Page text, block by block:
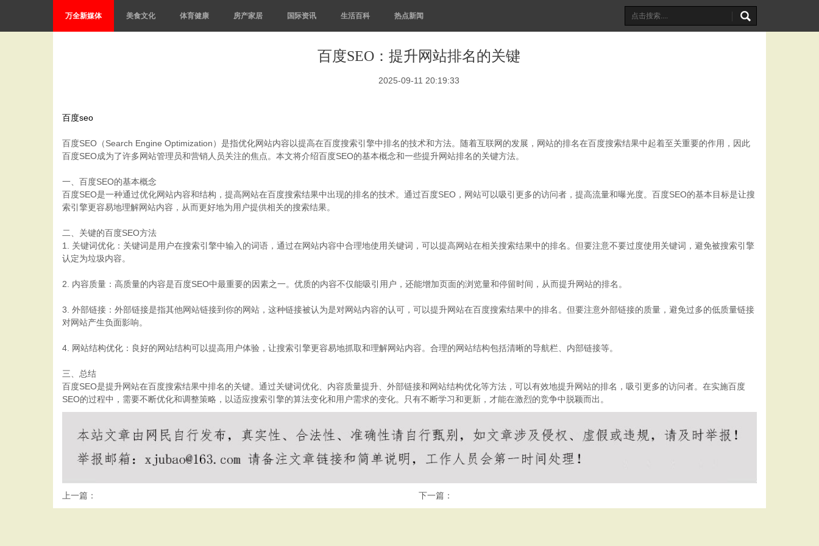
万全新媒体 美食文化 体育健康 房产家居 国际资讯 生活百科 热点新闻
百度SEO：提升网站排名的关键
2025-09-11 20:19:33
百度seo
百度SEO（Search Engine Optimization）是指优化网站内容以提高在百度搜索引擎中排名的技术和方法。随着互联网的发展，网站的排名在百度搜索结果中起着至关重要的作用，因此
百度SEO成为了许多网站管理员和营销人员关注的焦点。本文将介绍百度SEO的基本概念和一些提升网站排名的关键方法。
一、百度SEO的基本概念
百度SEO是一种通过优化网站内容和结构，提高网站在百度搜索结果中出现的排名的技术。通过百度SEO，网站可以吸引更多的访问者，提高流量和曝光度。百度SEO的基本目标是让搜
索引擎更容易地理解网站内容，从而更好地为用户提供相关的搜索结果。
二、关键的百度SEO方法
1. 关键词优化：关键词是用户在搜索引擎中输入的词语，通过在网站内容中合理地使用关键词，可以提高网站在相关搜索结果中的排名。但要注意不要过度使用关键词，避免被搜索引擎
认定为垃圾内容。
2. 内容质量：高质量的内容是百度SEO中最重要的因素之一。优质的内容不仅能吸引用户，还能增加页面的浏览量和停留时间，从而提升网站的排名。
3. 外部链接：外部链接是指其他网站链接到你的网站，这种链接被认为是对网站内容的认可，可以提升网站在百度搜索结果中的排名。但要注意外部链接的质量，避免过多的低质量链接
对网站产生负面影响。
4. 网站结构优化：良好的网站结构可以提高用户体验，让搜索引擎更容易地抓取和理解网站内容。合理的网站结构包括清晰的导航栏、内部链接等。
三、总结
百度SEO是提升网站在百度搜索结果中排名的关键。通过关键词优化、内容质量提升、外部链接和网站结构优化等方法，可以有效地提升网站的排名，吸引更多的访问者。在实施百度
SEO的过程中，需要不断优化和调整策略，以适应搜索引擎的算法变化和用户需求的变化。只有不断学习和更新，才能在激烈的竞争中脱颖而出。
上一篇： 下一篇：